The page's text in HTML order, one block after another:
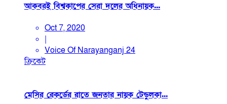
আকবরই বিশ্বকাপের সেরা দলের অধিনায়ক...
Oct 7, 2020
|
Voice Of Narayanganj 24
ক্রিকেট
মেসির রেকর্ডের রাতে জনতার নায়ক টেন্ডুলকা...